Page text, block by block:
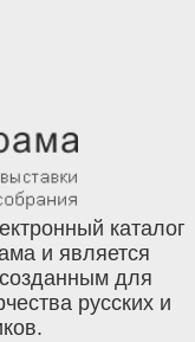
каталог
и является
для
русских и